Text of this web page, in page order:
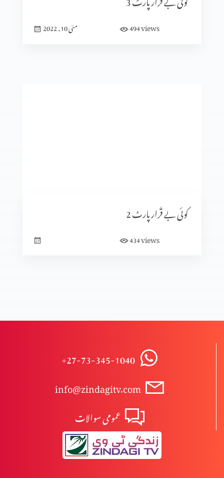
وعدہ پارٹ 8
وعدہ پارٹ 5
وعدہ پارٹ 4
مئی 10, 2022 494views
کوئی بے قَرار پارٹ 2
434views
+27-73-345-1040
info@zindagitv.com
عمومی سوالات